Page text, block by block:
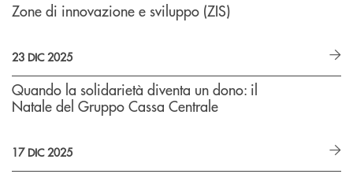
Zone di innovazione e sviluppo (ZIS)
23 DIC 2025
Quando la solidarietà diventa un dono: il
Natale del Gruppo Cassa Centrale
17 DIC 2025